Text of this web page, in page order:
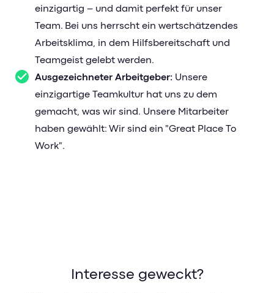
einzigartig – und damit perfekt für unser
Team. Bei uns herrscht ein wertschätzendes
Arbeitsklima, in dem Hilfsbereitschaft und
Teamgeist gelebt werden.
Ausgezeichneter Arbeitgeber: Unsere
einzigartige Teamkultur hat uns zu dem
gemacht, was wir sind. Unsere Mitarbeiter
haben gewählt: Wir sind ein "Great Place To
Work".
Interesse geweckt?